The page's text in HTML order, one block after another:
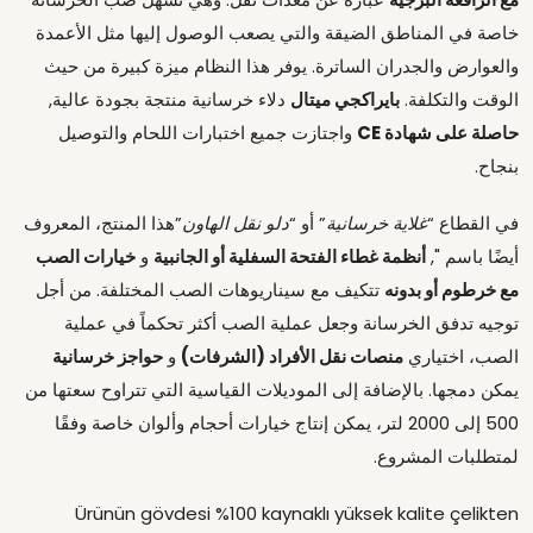
خاصة في المناطق الضيقة والتي يصعب الوصول إليها مثل الأعمدة
والعوارض والجدران الساترة. يوفر هذا النظام ميزة كبيرة من حيث
الوقت والتكلفة.بايراكجي ميتال دلاء خرسانية منتجة بجودة عالية,
حاصلة على شهادة CE
واجتازت جميع اختبارات اللحام والتوصيل
بنجاح.
في القطاع “غلاية خرسانية” أو “دلو نقل الهاون”هذا المنتج، المعروف
أيضًا باسم ",أنظمة غطاء الفتحة السفلية أو الجانبية و خيارات الصب
مع خرطوم أو بدونه تتكيف مع سيناريوهات الصب المختلفة. من أجل
توجيه تدفق الخرسانة وجعل عملية الصب أكثر تحكماً في عملية
الصب، اختياري منصات نقل الأفراد (الشرفات) و حواجز خرسانية
يمكن دمجها. بالإضافة إلى الموديلات القياسية التي تتراوح سعتها من
500 إلى 2000 لتر، يمكن إنتاج خيارات أحجام وألوان خاصة وفقًا
لمتطلبات المشروع.
Ürünün gövdesi %100 kaynaklı yüksek kalite çelikten